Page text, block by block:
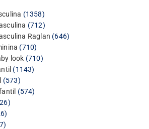
13581358
produtos
712712
produtos
Raglan 646646
710710
produtos
look 710710
11431143
573573
produtos
574574
2626
26
produtos
17